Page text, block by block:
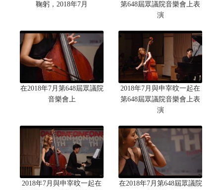
鞠躬，2018年7月
第648屆眾議院音樂會上表
演
在2018年7月第648屆眾議院
音樂會上
2018年7月與申宰旼一起在
第648屆眾議院音樂會上表
演
2018年7月與申宰旼一起在
在2018年7月第648屆眾議院